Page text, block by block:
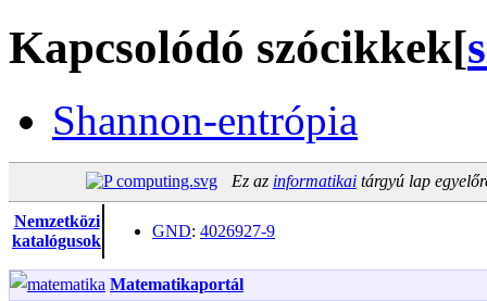
Kapcsolódó szócikkek[
Shannon-entrópia
Ez az informatikaitárgyú lap
Nemzetközi
katalógusok
GND: 4026927-9
Matematikaportál